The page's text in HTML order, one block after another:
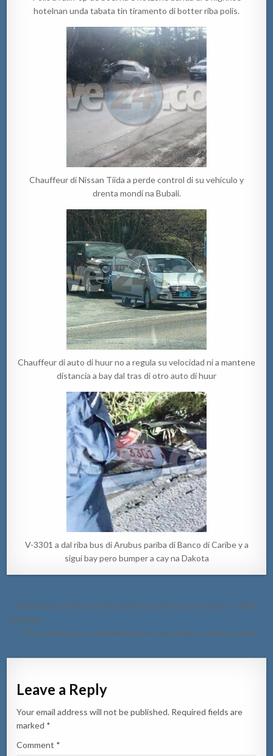
hotelnan unda tabata tin tiramento di botter riba polis.
Chauffeur di Nissan Tiida a perde control di su vehiculo y
drenta mondi na Bubali.
Chauffeur di auto di huur no a regula su velocidad ni a mantene
distancia a bay dal tras di otro auto di huur
V-3301 a dal riba bus di Arubus pariba di Banco di Caribe y a
sigui bay pero bumper a cay na Dakota
Post
navigation
← [VIDEO] Chauffeur a baha caminda subi riba cura di cas na Tanki
Leendert
Polis a detene un conocido di nan cu no ta laga su mama trankil →
Leave a Reply
Your email address will not be published. Required fields are
marked *
Comment *